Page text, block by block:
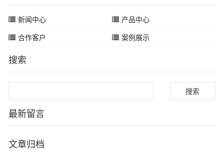
新闻中心 产品中心
合作客户 案例展示
搜索
最新留言
文章归档